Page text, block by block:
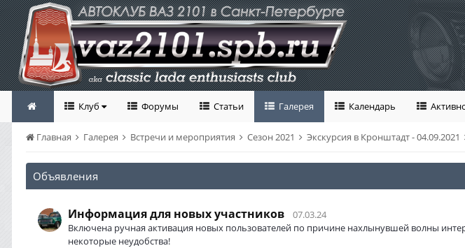
Клуб Форумы Статьи Галерея Календарь
Главная Галерея Встречи и мероприятия Сезон 2021 Экскурсия в Кронштадт - 04.09.2021
Объявления
Информация для новых участников
07.03.24
Включена ручная активация новых пользователей по причине нахлынувшей волны
некоторые неудобства!